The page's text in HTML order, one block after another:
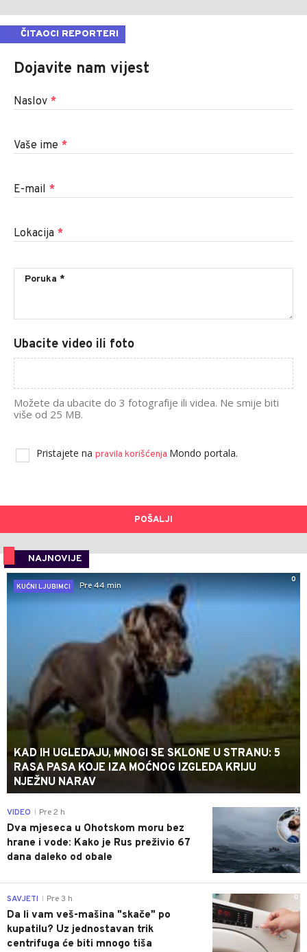
ČITAOCI REPORTERI
Dojavite nam vijest
Naslov *
Vaše ime *
E-mail *
Lokacija *
Ubacite video ili foto
Možete da ubacite do 3 fotografije ili videa. Ne smije biti
više od 25 MB.
Pristajete na pravila korišćenja Mondo portala.
POŠALJI
NAJNOVIJE
0
KUĆNI LJUBIMCI
Pre 44 min
KAD IH UGLEDAJU, MNOGI SE SKLONE U STRANU: 5
RASA PASA KOJE IZA MOĆNOG IZGLEDA KRIJU
NJEŽNU NARAV
0
VIDEO Pre 2 h
Dva mjeseca u Ohotskom moru bez
hrane i vode: Kako je Rus preživio 67
dana daleko od obale
0
SAVJETI Pre 3 h
Da li vam veš-mašina "skače" po
kupatilu? Uz jednostavan trik
centrifuga će biti mnogo tiša